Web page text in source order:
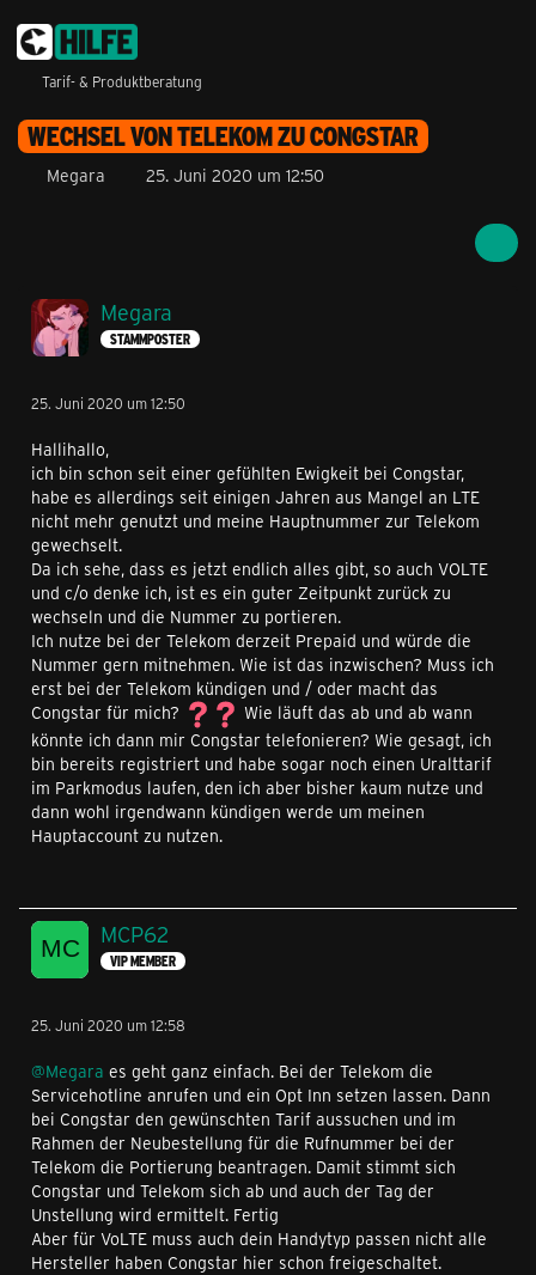
Tarif- & Produktberatung
WECHSEL VON TELEKOM ZU CONGSTAR
Megara 25. Juni 2020 um 12:50
Megara
STAMMPOSTER
25. Juni 2020 um 12:50
Hallihallo,
ich bin schon seit einer gefühlten Ewigkeit bei Congstar,
habe es allerdings seit einigen Jahren aus Mangel an LTE
nicht mehr genutzt und meine Hauptnummer zur Telekom
gewechselt.
Da ich sehe, dass es jetzt endlich alles gibt, so auch VOLTE
und c/o denke ich, ist es ein guter Zeitpunkt zurück zu
wechseln und die Nummer zu portieren.
Ich nutze bei der Telekom derzeit Prepaid und würde die
Nummer gern mitnehmen. Wie ist das inzwischen? Muss ich
erst bei der Telekom kündigen und / oder macht das
Congstar für mich?
Wie läuft das ab und ab wann
könnte ich dann mir Congstar telefonieren? Wie gesagt, ich
bin bereits registriert und habe sogar noch einen Uralttarif
im Parkmodus laufen, den ich aber bisher kaum nutze und
dann wohl irgendwann kündigen werde um meinen
Hauptaccount zu nutzen.
MCP62
VIP MEMBER
25. Juni 2020 um 12:58
@Megara es geht ganz einfach. Bei der Telekom die
Servicehotline anrufen und ein Opt Inn setzen lassen. Dann
bei Congstar den gewünschten Tarif aussuchen und im
Rahmen der Neubestellung für die Rufnummer bei der
Telekom die Portierung beantragen. Damit stimmt sich
Congstar und Telekom sich ab und auch der Tag der
Unstellung wird ermittelt. Fertig
Aber für VoLTE muss auch dein Handytyp passen nicht alle
Hersteller haben Congstar hier schon freigeschaltet.